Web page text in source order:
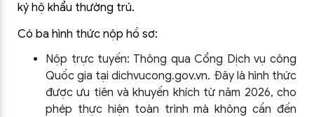
ký hộ khẩu thường trú.
Có ba hình thức nộp hồ sơ:
Nộp trực tuyến: Thông qua Cổng Dịch vụ công
Quốc gia tại dichvucong.gov.vn. Đây là hình thức
được ưu tiên và khuyến khích từ năm 2026, cho
phép thực hiện toàn trình mà không cần đến